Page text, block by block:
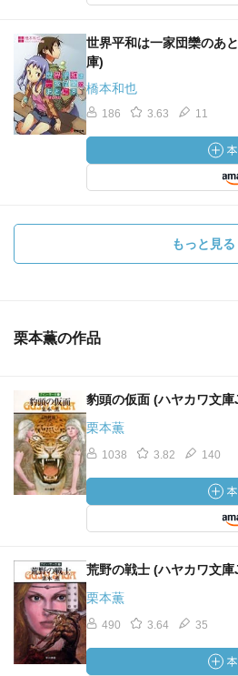
世界平和は一家団欒のあ
庫)
橋本和也
186 3.63 11
もっと見る
栗本薫の作品
豹頭の仮面 (ハヤカワ文
栗本薫
1038 3.82 140
荒野の戦士 (ハヤカワ文
栗本薫
490 3.64 35